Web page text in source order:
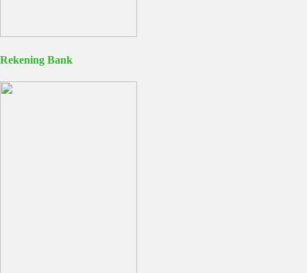
Rekening Bank